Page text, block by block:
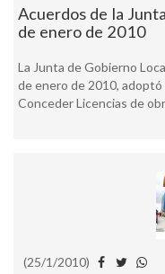
Acuerdos de la
de enero de 2010
La Junta de Gobierno
de enero de 2010,
Conceder Licencias de
(25/1/2010)